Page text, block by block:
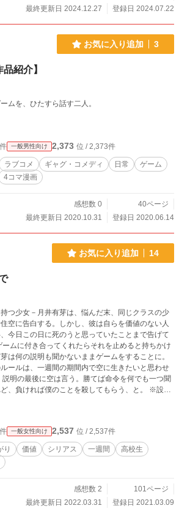
最終更新日 2024.12.27
登録日 2024.07.22
お気に入り追加 3
紹介】
ムを、ひたすら話す二人。
一般男性向け 2,373 位 / 2,373件
ラブコメ ギャグ・コメディ 日常
ゲーム
4コマ漫画
感想数 0
40ページ
最終更新日 2020.10.31
登録日 2020.06.14
お気に入り追加 14
つ少女－月井有芽は、悩んだ末、同じクラスの少
空に告白する。しかし、彼は自らを価値のない人
今日この日に死のうと思っていたことまで告げて
は何の説明も聞かないままゲームをすることに。
ールは、一週間の期間内で空に生きたいと思わせ
説明の最後に空は言う。勝てば命令を何でも一つ聞
、負ければ僕のことを殺してもらう、と。 ※設定
ストは重めですが、真ん中が少女漫画みたいになり
一般女性向け 2,537 位 / 2,537件
り 価値 シリアス 一週間
高校生
感想数 2
101ページ
最終更新日 2022.03.31
登録日 2021.03.09